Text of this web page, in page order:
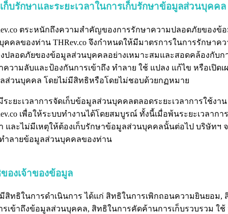
ก็บรักษาและระยะเวลาในการเก็บรักษาข้อมูลส่วนบุคคล
ตระหนักถึงความสำคัญของการรักษาความปลอดภัยของข้
คคลของท่าน THRev.co จึงกำหนดให้มีมาตรการในการรักษาค
ปลอดภัยของข้อมูลส่วนบุคคลอย่างเหมาะสมและสอดคล้องกับก
ความลับและป้องกันการเข้าถึง ทำลาย ใช้ แปลง แก้ไข หรือเปิดเ
ส่วนบุคคล โดยไม่มีสิทธิหรือโดยไม่ชอบด้วยกฏหมาย
ระยะเวลาการจัดเก็บข้อมูลส่วนบุคคลตลอดระยะเวลาการใช้งาน
เพื่อให้ระบบทำงานได้โดยสมบูรณ์ ทั้งนี้เมื่อพ้นระยะเวลากา
และไม่มีเหตุให้ต้องเก็บรักษาข้อมูลส่วนบุคคลนั้นต่อไป บริษัทฯ
ำลายข้อมูลส่วนบุคคลของท่าน
องเจ้าของข้อมูล
สิทธิในการดำเนินการ ได้แก่ สิทธิในการเพิกถอนความยินยอม,
รเข้าถึงข้อมูลส่วนบุคคล, สิทธิในการคัดค้านการเก็บรวบรวม ใช้